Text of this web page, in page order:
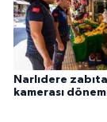
Narlıdere
kamerası